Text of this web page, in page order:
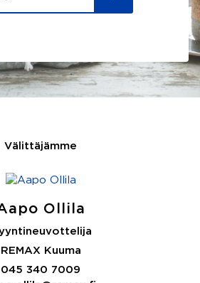
Välittäjämme
Ollila
REMAX Kuuma
045 340 7009